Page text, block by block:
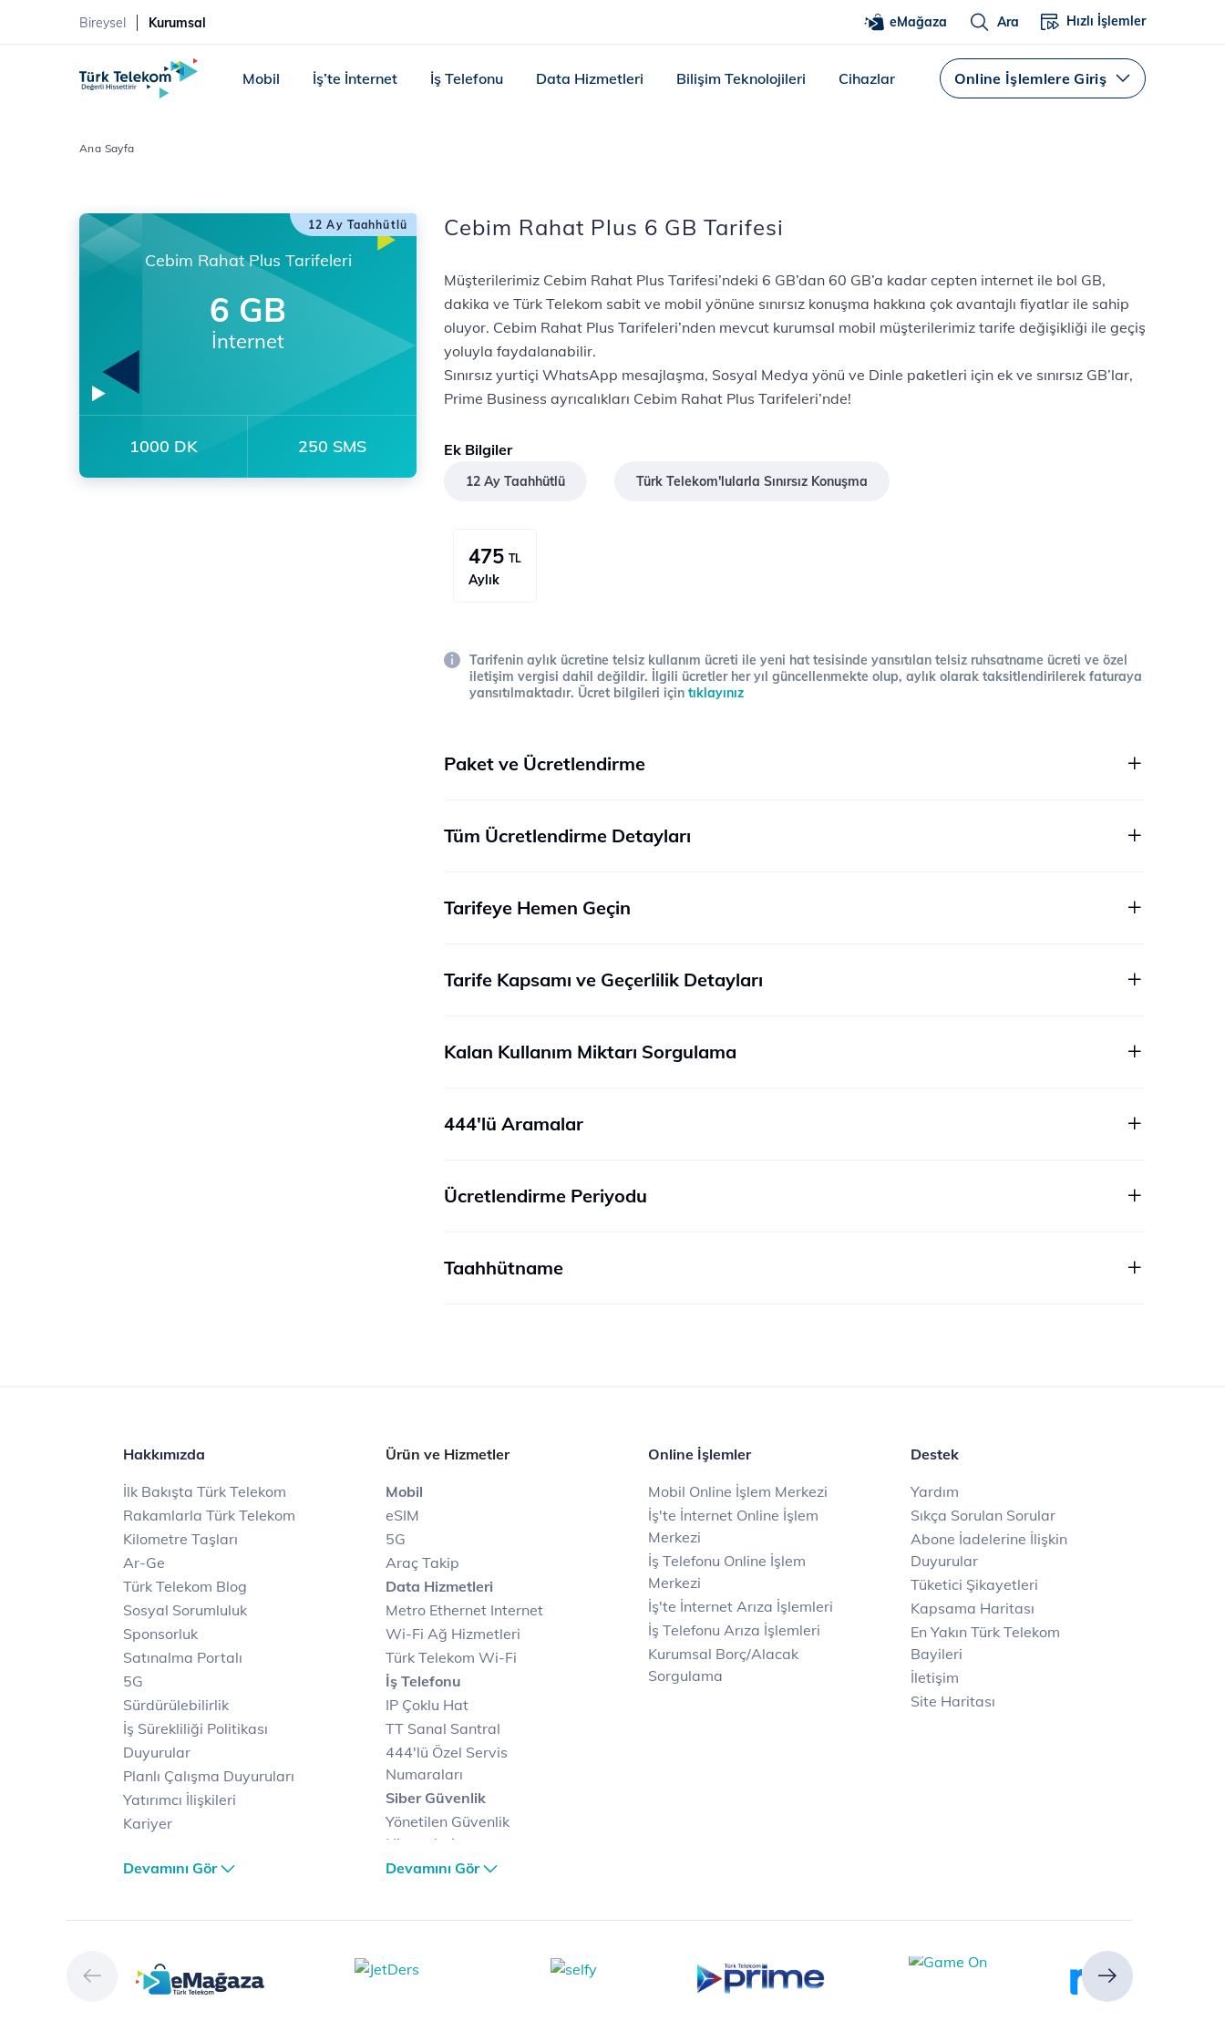
Bireysel Kurumsal eMağaza Ara Hızlı İşlemler
Mobil İş’te İnternet İş Telefonu Data Hizmetleri Bilişim Teknolojileri Cihazlar Online İşlemlere Giriş
Ana Sayfa
12 Ay Taahhütlü
Cebim Rahat Plus Tarifeleri
6 GB
İnternet
1000 DK 250 SMS
Cebim Rahat Plus 6 GB Tarifesi
Müşterilerimiz Cebim Rahat Plus Tarifesi’ndeki 6 GB’dan 60 GB’a kadar cepten internet ile bol GB,
dakika ve Türk Telekom sabit ve mobil yönüne sınırsız konuşma hakkına çok avantajlı fiyatlar ile sahip
oluyor. Cebim Rahat Plus Tarifeleri’nden mevcut kurumsal mobil müşterilerimiz tarife değişikliği ile geçiş
yoluyla faydalanabilir.
Sınırsız yurtiçi WhatsApp mesajlaşma, Sosyal Medya yönü ve Dinle paketleri için ek ve sınırsız GB’lar,
Prime Business ayrıcalıkları Cebim Rahat Plus Tarifeleri’nde!
Ek Bilgiler
12 Ay Taahhütlü Türk Telekom'lularla Sınırsız Konuşma
475 TL
Aylık
Tarifenin aylık ücretine telsiz kullanım ücreti ile yeni hat tesisinde yansıtılan telsiz ruhsatname ücreti ve özel
iletişim vergisi dahil değildir. İlgili ücretler her yıl güncellenmekte olup, aylık olarak taksitlendirilerek faturaya
yansıtılmaktadır. Ücret bilgileri için tıklayınız
Paket ve Ücretlendirme
Tüm Ücretlendirme Detayları
Tarifeye Hemen Geçin
Tarife Kapsamı ve Geçerlilik Detayları
Kalan Kullanım Miktarı Sorgulama
444'lü Aramalar
Ücretlendirme Periyodu
Taahhütname
Hakkımızda
İlk Bakışta Türk Telekom
Rakamlarla Türk Telekom
Kilometre Taşları
Ar-Ge
Türk Telekom Blog
Sosyal Sorumluluk
Sponsorluk
Satınalma Portalı
5G
Sürdürülebilirlik
İş Sürekliliği Politikası
Duyurular
Planlı Çalışma Duyuruları
Yatırımcı İlişkileri
Kariyer
Dağıtım
Hizmet Kalitesi Raporları
Vizyon & Değerlerimiz
Devamını Gör
Ürün ve Hizmetler
Mobil
eSIM
5G
Araç Takip
Data Hizmetleri
Metro Ethernet Internet
Wi-Fi Ağ Hizmetleri
Türk Telekom Wi-Fi
İş Telefonu
IP Çoklu Hat
TT Sanal Santral
444'lü Özel Servis
Numaraları
Siber Güvenlik
Yönetilen Güvenlik
Hizmetleri
Siber Güvenlik Merkezi
Veri Merkezlerimiz
Devamını Gör
Online İşlemler
Mobil Online İşlem Merkezi
İş'te İnternet Online İşlem
Merkezi
İş Telefonu Online İşlem
Merkezi
İş'te İnternet Arıza İşlemleri
İş Telefonu Arıza İşlemleri
Kurumsal Borç/Alacak
Sorgulama
Destek
Yardım
Sıkça Sorulan Sorular
Abone İadelerine İlişkin
Duyurular
Tüketici Şikayetleri
Kapsama Haritası
En Yakın Türk Telekom
Bayileri
İletişim
Site Haritası